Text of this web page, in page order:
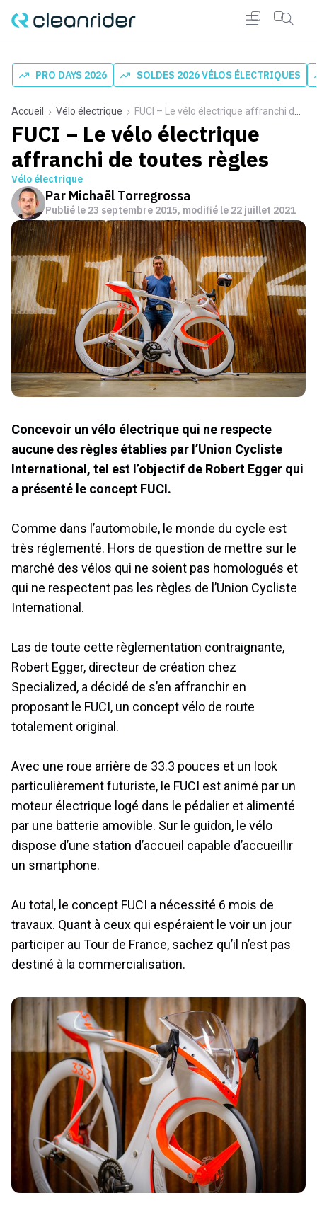
PRO DAYS 2026 SOLDES 2026 VÉLOS ÉLECTRIQUES
Accueil Vélo électrique FUCI – Le vélo électrique affranchi de toutes règles
FUCI – Le vélo électrique
affranchi de toutes règles
Vélo électrique
Par Michaël Torregrossa
Publié le 23 septembre 2015, modifié le 22 juillet 2021
Concevoir un vélo électrique qui ne respecte
aucune des règles établies par l’Union Cycliste
International, tel est l’objectif de Robert Egger qui
a présenté le concept FUCI.
Comme dans l’automobile, le monde du cycle est
très réglementé. Hors de question de mettre sur le
marché des vélos qui ne soient pas homologués et
qui ne respectent pas les règles de l’Union Cycliste
International.
Las de toute cette règlementation contraignante,
Robert Egger, directeur de création chez
Specialized, a décidé de s’en affranchir en
proposant le FUCI, un concept vélo de route
totalement original.
Avec une roue arrière de 33.3 pouces et un look
particulièrement futuriste, le FUCI est animé par un
moteur électrique logé dans le pédalier et alimenté
par une batterie amovible. Sur le guidon, le vélo
dispose d’une station d’accueil capable d’accueillir
un smartphone.
Au total, le concept FUCI a nécessité 6 mois de
travaux. Quant à ceux qui espéraient le voir un jour
participer au Tour de France, sachez qu’il n’est pas
destiné à la commercialisation.